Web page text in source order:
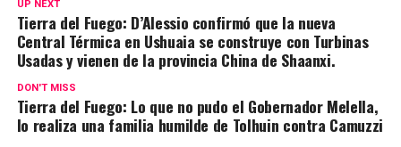
UP NEXT
Tierra del Fuego: D’Alessio confirmó que la nueva
Central Térmica en Ushuaia se construye con Turbinas
Usadas y vienen de la provincia China de Shaanxi.
DON'T MISS
Tierra del Fuego: Lo que no pudo el Gobernador Melella,
lo realiza una familia humilde de Tolhuin contra Camuzzi